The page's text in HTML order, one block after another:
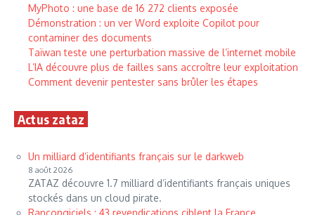
MyPhoto : une base de 16 272 clients exposée
Démonstration : un ver Word exploite Copilot pour
contaminer des documents
Taïwan teste une perturbation massive de l’internet mobile
L’IA découvre plus de failles sans accroître leur exploitation
Comment devenir pentester sans brûler les étapes
Actus zataz
Un milliard d’identifiants français sur le darkweb
8 août 2026
ZATAZ découvre 1.7 milliard d’identifiants français uniques
stockés dans un cloud pirate.